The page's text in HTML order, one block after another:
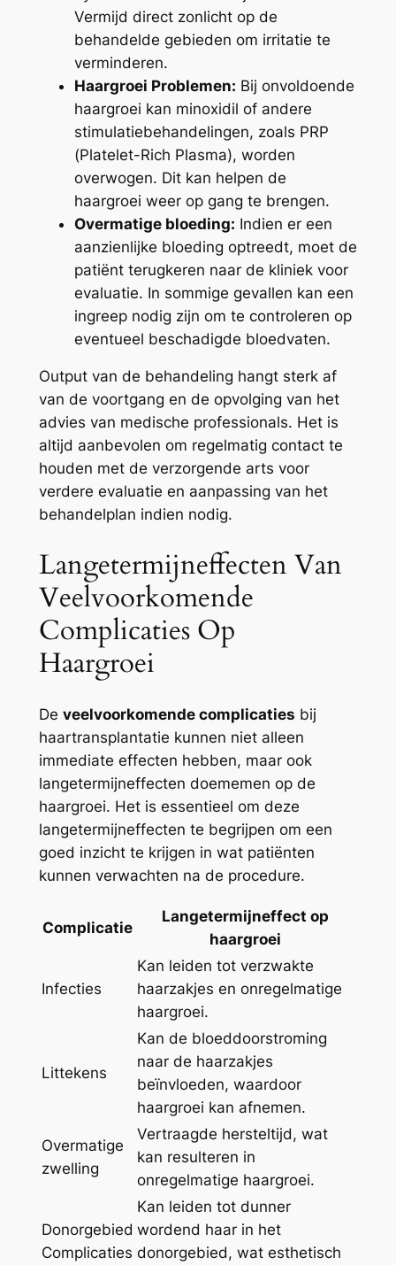
Vermijd direct zonlicht op de
behandelde gebieden om irritatie te
verminderen.
Haargroei Problemen: Bij onvoldoende
haargroei kan minoxidil of andere
stimulatiebehandelingen, zoals PRP
(Platelet-Rich Plasma), worden
overwogen. Dit kan helpen de
haargroei weer op gang te brengen.
Overmatige bloeding: Indien er een
aanzienlijke bloeding optreedt, moet de
patiënt terugkeren naar de kliniek voor
evaluatie. In sommige gevallen kan een
ingreep nodig zijn om te controleren op
eventueel beschadigde bloedvaten.
Output van de behandeling hangt sterk af
van de voortgang en de opvolging van het
advies van medische professionals. Het is
altijd aanbevolen om regelmatig contact te
houden met de verzorgende arts voor
verdere evaluatie en aanpassing van het
behandelplan indien nodig.
Langetermijneffecten Van
Veelvoorkomende
Complicaties Op
Haargroei
De veelvoorkomende complicaties bij
haartransplantatie kunnen niet alleen
immediate effecten hebben, maar ook
langetermijneffecten doememen op de
haargroei. Het is essentieel om deze
langetermijneffecten te begrijpen om een
goed inzicht te krijgen in wat patiënten
kunnen verwachten na de procedure.
Complicatie
Langetermijneffect op
haargroei
Infecties
Kan leiden tot verzwakte
haarzakjes en onregelmatige
haargroei.
Littekens
Kan de bloeddoorstroming
naar de haarzakjes
beïnvloeden, waardoor
haargroei kan afnemen.
Overmatige
zwelling
Vertraagde hersteltijd, wat
kan resulteren in
onregelmatige haargroei.
Donorgebied
Complicaties
Kan leiden tot dunner
wordend haar in het
donorgebied, wat esthetisch